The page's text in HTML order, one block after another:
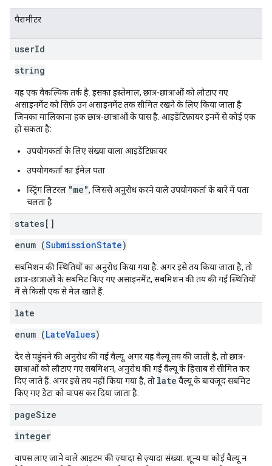
पैरामीटर
userId
string
यह एक वैकल्पिक तर्क है. इसका इस्तेमाल, छात्र-छात्राओं को लौटाए गए
असाइनमेंट को सिर्फ़ उन असाइनमेंट तक सीमित रखने के लिए किया जाता है
जिनका मालिकाना हक छात्र-छात्राओं के पास है. आइडेंटिफ़ायर इनमें से कोई एक
हो सकता है:
उपयोगकर्ता के लिए संख्या वाला आइडेंटिफ़ायर
उपयोगकर्ता का ईमेल पता
स्ट्रिंग लिटरल "me", जिससे अनुरोध करने वाले उपयोगकर्ता के बारे में पता
चलता है
states[]
enum (SubmissionState)
सबमिशन की स्थितियों का अनुरोध किया गया है. अगर इसे तय किया जाता है, तो
छात्र-छात्राओं के सबमिट किए गए असाइनमेंट, सबमिशन की तय की गई स्थितियों
में से किसी एक से मेल खाते हैं.
late
enum (LateValues)
देर से पहुंचने की अनुरोध की गई वैल्यू. अगर यह वैल्यू तय की जाती है, तो छात्र-
छात्राओं को लौटाए गए सबमिशन, अनुरोध की गई वैल्यू के हिसाब से सीमित कर
दिए जाते हैं. अगर इसे तय नहीं किया गया है, तो late वैल्यू के बावजूद सबमिट
किए गए डेटा को वापस कर दिया जाता है.
pageSize
integer
वापस लाए जाने वाले आइटम की ज़्यादा से ज़्यादा संख्या. शून्य या कोई वैल्यू न